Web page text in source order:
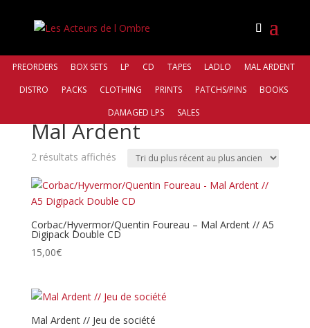
PREORDERS BOX SETS LP CD TAPES LADLO
MAL ARDENT
DISTRO
PACKS CLOTHING PRINTS PATCHS/PINS
BOOKS
DAMAGED LPS
SALES
Mal Ardent
2 résultats affichésTrié
plus
récent
au
plus
Corbac/Hyvermor/Quentin Foureau – Mal Ardent // A5
Digipack Double CD
15,00€
Mal Ardent // Jeu de société